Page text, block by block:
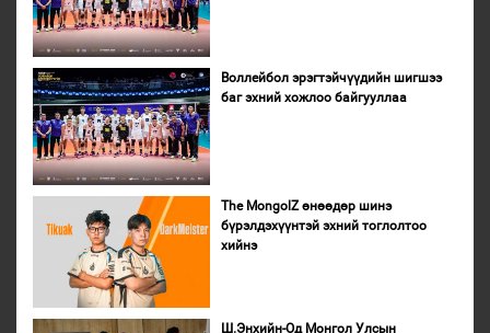
Воллейбол эрэгтэйчүүдийн шигшээ
баг эхний хожлоо байгууллаа
The MongolZ өнөөдөр шинэ
бүрэлдэхүүнтэй эхний тоглолтоо
хийнэ
Ш.Энхийн-Од Монгол Улсын